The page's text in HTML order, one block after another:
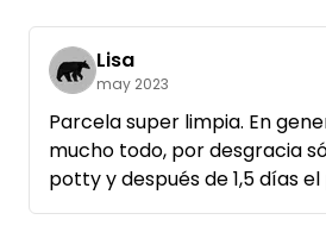
Lisa
may 2023
Parcela super limpia. En
mucho todo, por desgracia
potty y después de 1,5 días
el agua para lavarnos las